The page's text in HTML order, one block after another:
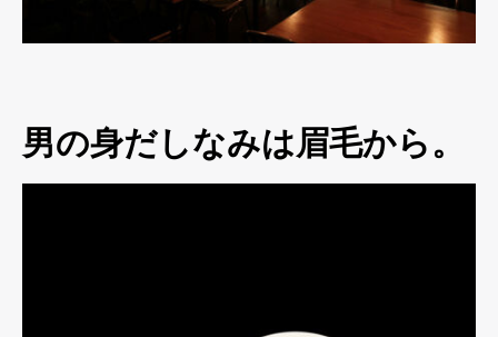
男の身だしなみは眉毛から。